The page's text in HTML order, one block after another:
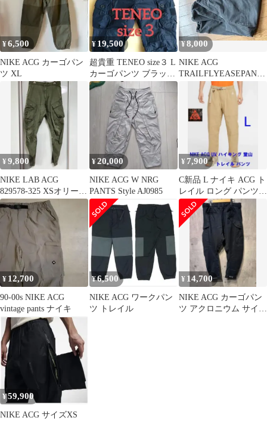
¥6,500
NIKE ACG カーゴパン
ツ XL
¥ 19,500
超貴重 TENEO size３ L
カーゴパンツ ブラック
ミリタリー 日本製
¥8,000
NIKE ACG
TRAILFLYEASEPANT
DH3108-010 S
¥9,800
NIKE LAB ACG
829578-325 XSオリーブ
テックウェア
¥20,000
NIKE ACG W NRG
PANTS Style AJ0985
¥ 7,900
C新品 L ナイキ ACG ト
レイル ロング パンツ L
春夏 FN2451
¥ 12,700
90-00s NIKE ACG
vintage pants ナイキ
¥6,500
NIKE ACG ワークパン
ツ トレイル
¥ 14,700
NIKE ACG カーゴパン
ツ アクロニウム サイズ
¥59,900
NIKE ACG サイズXS